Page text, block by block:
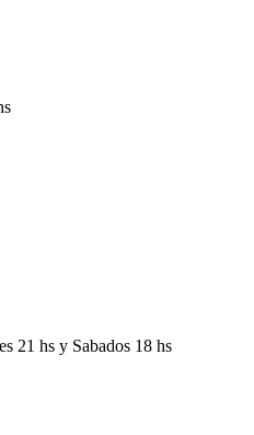
21 hs y Sabados 18 hs